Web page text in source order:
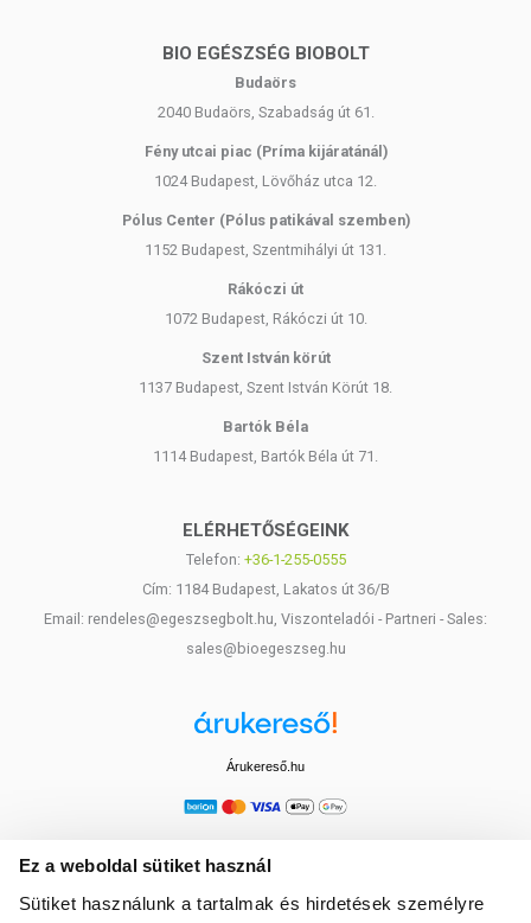
Ez a weboldal sütiket használ
Sütiket használunk a tartalmak és hirdetések személyre
BIO EGÉSZSÉG BIOBOLT
Budaörs
2040 Budaörs, Szabadság út 61.
Fény utcai piac (Príma kijáratánál)
1024 Budapest, Lövőház utca 12.
Pólus Center (Pólus patikával szemben)
1152 Budapest, Szentmihályi út 131.
Rákóczi út
1072 Budapest, Rákóczi út 10.
Szent István körút
1137 Budapest, Szent István Körút 18.
Bartók Béla
1114 Budapest, Bartók Béla út 71.
ELÉRHETŐSÉGEINK
Telefon: +36-1-255-0555
Cím: 1184 Budapest, Lakatos út 36/B
Email: rendeles@egeszsegbolt.hu, Viszonteladói - Partneri - Sales:
sales@bioegeszseg.hu
Árukereső.hu